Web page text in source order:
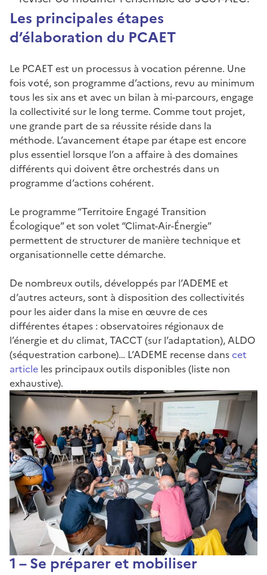
Les principales étapes
d’élaboration du PCAET
Le PCAET est un processus à vocation pérenne. Une
fois voté, son programme d’actions, revu au minimum
tous les six ans et avec un bilan à mi-parcours, engage
la collectivité sur le long terme. Comme tout projet,
une grande part de sa réussite réside dans la
méthode. L’avancement étape par étape est encore
plus essentiel lorsque l’on a affaire à des domaines
différents qui doivent être orchestrés dans un
programme d’actions cohérent.
Le programme “Territoire Engagé Transition
Écologique” et son volet “Climat-Air-Énergie”
permettent de structurer de manière technique et
organisationnelle cette démarche.
De nombreux outils, développés par l’ADEME et
d’autres acteurs, sont à disposition des collectivités
pour les aider dans la mise en œuvre de ces
différentes étapes : observatoires régionaux de
l’énergie et du climat, TACCT (sur l’adaptation), ALDO
(séquestration carbone)… L’ADEME recense danscet
article les principaux outils disponibles (liste non
exhaustive).
1 – Se préparer et mobiliser